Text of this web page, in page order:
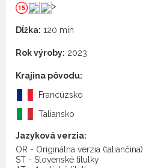
>
Dĺžka: 120 min
Rok výroby: 2023
Krajina pôvodu:
Francúzsko
Taliansko
Jazyková verzia:
OR - Originálna verzia (taliančina)
ST - Slovenské titulky